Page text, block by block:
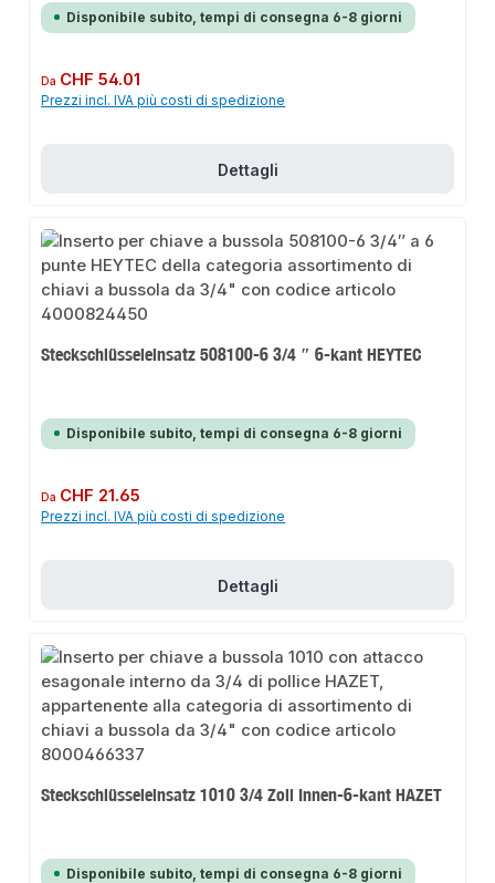
Disponibile subito, tempi di consegna 6-8 giorni
Prezzo normale:
Da CHF 54.01
Prezzi incl. IVA più costi di spedizione
Dettagli
Steckschlüsseleinsatz 508100-6 3/4 ″ 6-kant HEYTEC
Disponibile subito, tempi di consegna 6-8 giorni
Prezzo normale:
Da CHF 21.65
Prezzi incl. IVA più costi di spedizione
Dettagli
Steckschlüsseleinsatz 1010 3/4 Zoll Innen-6-kant HAZET
Disponibile subito, tempi di consegna 6-8 giorni